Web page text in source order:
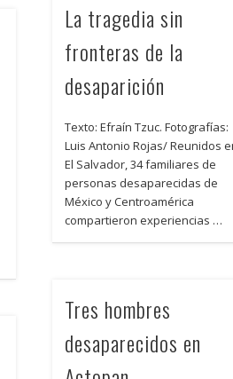
La tragedia sin
fronteras de la
desaparición
Texto: Efraín Tzuc. Fotografías:
Luis Antonio Rojas/ Reunidos
El Salvador, 34 familiares de
personas desaparecidas de
México y Centroamérica
compartieron experiencias …
Tres hombres
desaparecidos en